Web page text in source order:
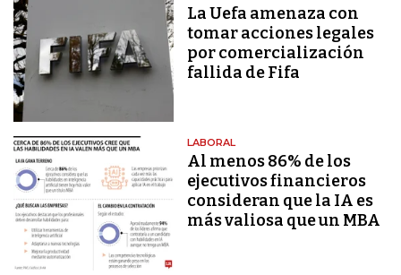
La Uefa amenaza con
tomar acciones legales
por comercialización
fallida de Fifa
LABORAL
Al menos 86% de los
ejecutivos financieros
consideran que la IA es
más valiosa que un MBA